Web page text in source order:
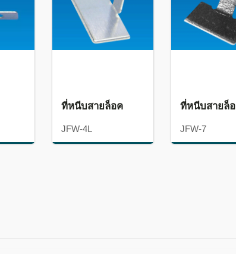
ที่หนีบสายล็อค
JFW-4L
ที่หนีบสายล็
JFW-7